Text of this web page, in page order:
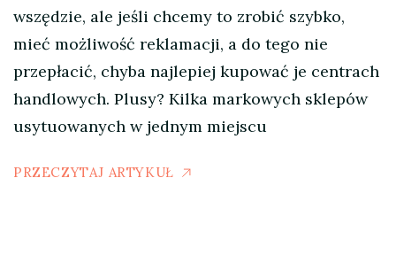
wszędzie, ale jeśli chcemy to zrobić szybko,
mieć możliwość reklamacji, a do tego nie
przepłacić, chyba najlepiej kupować je centrach
handlowych. Plusy? Kilka markowych sklepów
usytuowanych w jednym miejscu
PRZECZYTAJ ARTYKUŁ